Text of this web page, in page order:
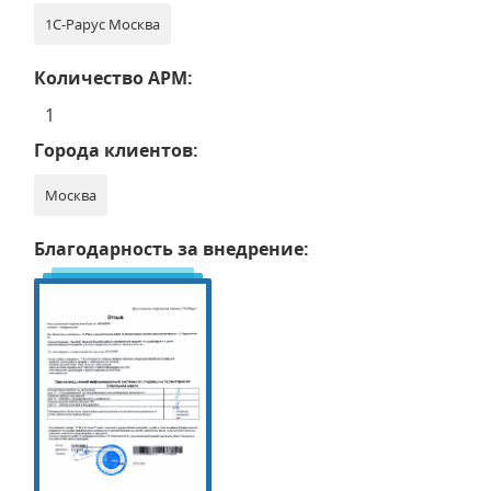
1С-Рарус Москва
Количество АРМ:
1
Города клиентов:
Москва
Благодарность за внедрение: